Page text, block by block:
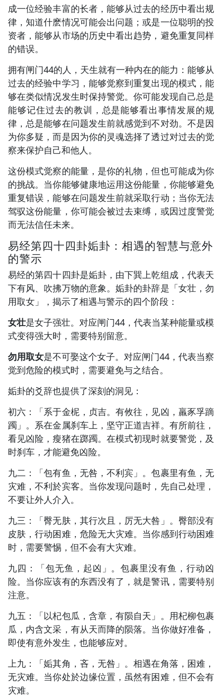
成一位经验丰富的长者，能够从过去的经历中看出规
律，知道什麽情况可能会出问题；或是一位聪明的投
资者，能够从市场的历史中看出趋势，避免重复同样
的错误。
拥有闸门44的人，天生就有一种内在的能力：能够从
过去的经验中学习，能够觉察到重复出现的模式，能
够在类似情况发生时保持警觉。你可能发现自己总是
能够记住过去的教训，总是能够看出事情发展的规
律，总是能够在问题发生前就感觉到不对劲。不是因
为你多疑，而是因为你的灵魂选择了透过对过去的觉
察来保护自己和他人。
这份模式觉察的能量，是你的礼物，但也可能成为你
的挑战。当你能够健康地运用这份能量，你能够避免
重复错误，能够在问题发生前就采取行动；当你无法
驾驭这份能量，你可能会被过去束缚，或因过度警觉
而无法信任未来。
易经第四十四卦姤卦：相遇的智慧与意外
的警示
易经的第四十四卦是姤卦，由下巽上乾组成，代表天
下有风、吹拂万物的意象。姤卦的卦辞是「女壮，勿
用取女」，揭示了相遇与警示的四个阶段：
女壮是女子强壮。对应闸门44，代表当某种能量或模
式变得强大时，需要特别留意。
勿用取女是不可娶这个女子。对应闸门44，代表当察
觉到危险的模式时，需要避免与之结合。
姤卦的爻辞也提供了深刻的洞见：
初六：「系于金柅，贞吉。有攸往，见凶，羸豕孚蹢
躅」。系在金属刹车上，坚守正道吉祥。有所前往，
看见凶险，瘦猪在踯躅。在模式初现时就要警觉，及
时刹车，才能避免凶险。
九二：「包有鱼，无咎，不利宾」。包裹里有鱼，无
灾难，不利於宾客。当你发现问题时，先自己处理，
不要让外人介入。
九三：「臀无肤，其行次且，厉无大咎」。臀部没有
皮肤，行动困难，危险无大灾难。当你感到行动困难
时，需要警惕，但不会有大灾难。
九四：「包无鱼，起凶」。包裹里没有鱼，行动凶
险。当你应该有的东西没有了，就是警讯，需要特别
注意。
九五：「以杞包瓜，含章，有陨自天」。用杞柳包裹
瓜，内含文采，有从天而降的陨落。当你做好准备，
即使有意外发生，也能够应对。
上九：「姤其角，吝，无咎」。相遇在角落，困难，
无灾难。当你处於边缘位置，虽然有困难，但不会有
灾难。